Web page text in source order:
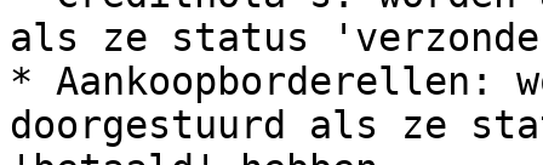
als ze status
* Aankoopborderellen:
doorgestuurd als ze